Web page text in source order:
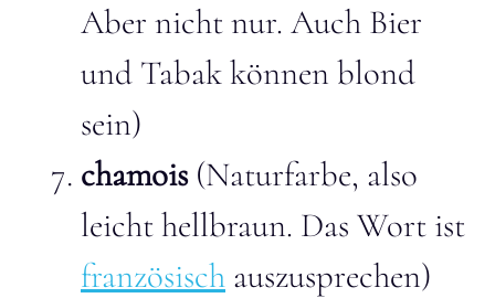
Aber nicht nur. Auch Bier
und Tabak können blond
sein)
chamois(Naturfarbe, also
leicht hellbraun. Das Wort ist
französisch auszusprechen)